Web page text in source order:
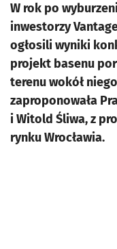
W rok po
inwestorzy
ogłosili wyniki
projekt basenu
terenu wokół
zaproponowała
i Witold Śliwa, z
rynku Wrocławia.